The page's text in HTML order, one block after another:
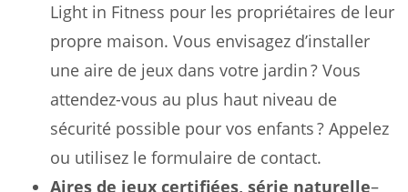
Light in Fitness pour les propriétaires de leur
propre maison. Vous envisagez d’installer
une aire de jeux dans votre jardin ? Vous
attendez-vous au plus haut niveau de
sécurité possible pour vos enfants ? Appelez
ou utilisez le formulaire de contact.
Aires de jeux certifiées, série naturelle–